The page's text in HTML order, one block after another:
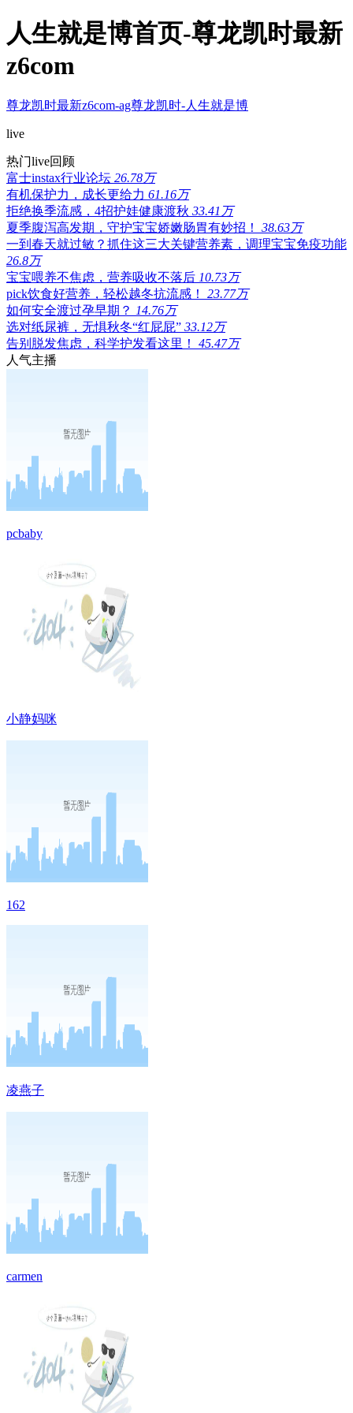
人生就是博首页-尊龙凯时最新
z6com
尊龙凯时最新z6com-ag尊龙凯时-人生就是博
live
热门live回顾
富士instax行业论坛 26.78万
有机保护力，成长更给力 61.16万
拒绝换季流感，4招护娃健康渡秋 33.41万
夏季腹泻高发期，守护宝宝娇嫩肠胃有妙招！ 38.63万
一到春天就过敏？抓住这三大关键营养素，调理宝宝免疫功能
26.8万
宝宝喂养不焦虑，营养吸收不落后 10.73万
pick饮食好营养，轻松越冬抗流感！
23.77万
如何安全渡过孕早期？ 14.76万
选对纸尿裤，无惧秋冬“红屁屁” 33.12万
告别脱发焦虑，科学护发看这里！
45.47万
人气主播
pcbaby
小静妈咪
162
凌燕子
carmen